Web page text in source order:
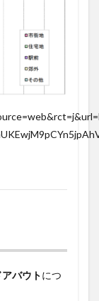
バウトにつ